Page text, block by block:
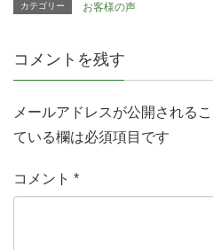
カテゴリー お客様の声
コメントを残す
メールアドレスが公開される
ている欄は必須項目です
コメント *